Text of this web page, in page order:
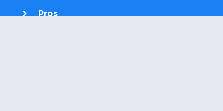
Pros